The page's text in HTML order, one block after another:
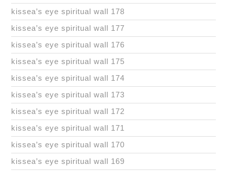
kissea’s eye spiritual wall 178
kissea’s eye spiritual wall 177
kissea’s eye spiritual wall 176
kissea’s eye spiritual wall 175
kissea’s eye spiritual wall 174
kissea’s eye spiritual wall 173
kissea’s eye spiritual wall 172
kissea’s eye spiritual wall 171
kissea’s eye spiritual wall 170
kissea’s eye spiritual wall 169